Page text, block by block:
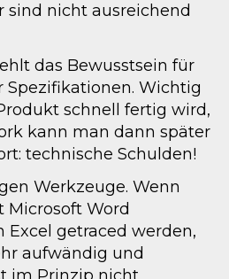
sind nicht ausreichend
das Bewusstsein für
Wichtig
schnell fertig wird,
kann man dann später
technische Schulden!
Werkzeuge. Wenn
Word
Excel getraced werden,
aufwändig und